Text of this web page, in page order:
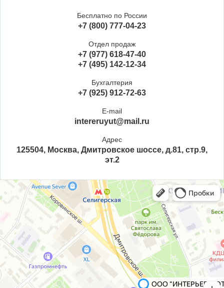
Бесплатно по России
+7 (800) 777-04-23
Отдел продаж
+7 (977) 618-47-40
+7 (495) 142-12-34
Бухгалтерия
+7 (925) 912-72-63
E-mail
intereruyut@mail.ru
Адрес
125504, Москва, Дмитровское шоссе, д.81, стр.9,
эт.2